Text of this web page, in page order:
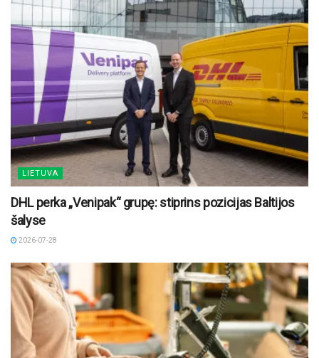
LIETUVA
DHL perka „Venipak“ grupę: stiprins pozicijas Baltijos
šalyse
2026-07-28